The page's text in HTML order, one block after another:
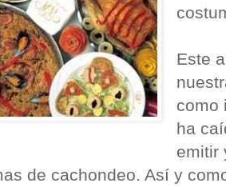
Este
como
ha
emitir
de cachondeo. Así y